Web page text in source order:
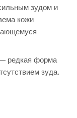
зудом и
кожи
редкая форма
зуда.